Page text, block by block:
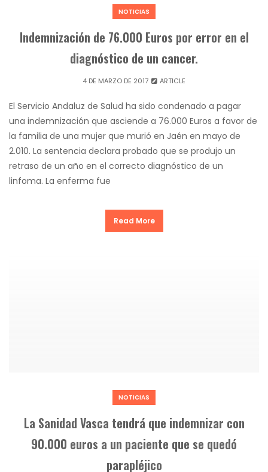
NOTICIAS
Indemnización de 76.000 Euros por error en el
diagnóstico de un cancer.
4 DE MARZO DE 2017 ARTICLE
El Servicio Andaluz de Salud ha sido condenado a pagar
una indemnización que asciende a 76.000 Euros a favor de
la familia de una mujer que murió en Jaén en mayo de
2.010. La sentencia declara probado que se produjo un
retraso de un año en el correcto diagnóstico de un
linfoma. La enferma fue
Read More
NOTICIAS
La Sanidad Vasca tendrá que indemnizar con
90.000 euros a un paciente que se quedó
parapléjico